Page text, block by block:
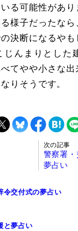
る可能性があ
様子だったな
決断になるやも
じんまりとした
てやや小さな
りそうです。
次の記事
警察署
夢占い
令交付式の夢占い
と夢占い